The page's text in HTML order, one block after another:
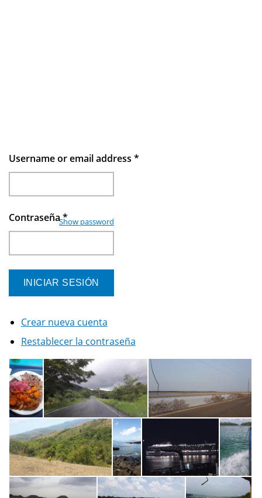
Username or email address *
Contraseña*
Show password
Crear nueva cuenta
Restablecer la contraseña